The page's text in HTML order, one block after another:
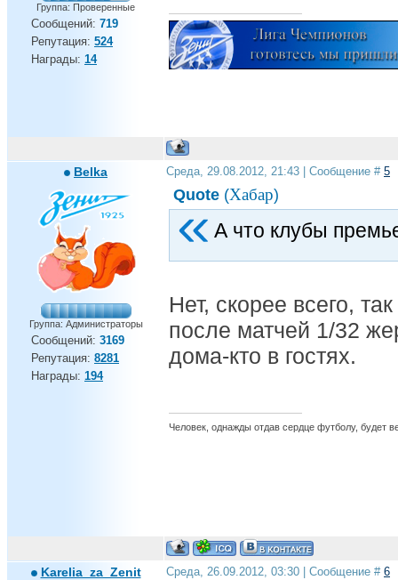
Группа: Проверенные
Сообщений: 719
Репутация: 524
Награды: 14
Belka
Группа: Администраторы
Сообщений: 3169
Репутация: 8281
Награды: 194
Среда, 29.08.2012, 21:43 | Сообщение # 5
Quote (Хабар)
А что клубы
Нет, скорее всего,
после матчей 1/32
дома-кто в гостях.
Человек, однажды отдав сердце футболу, будет
Karelia_za_Zenit Среда, 26.09.2012, 03:30 | Сообщение # 6